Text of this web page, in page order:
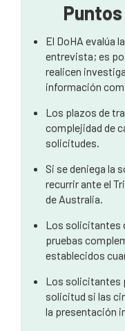
Cómo podemos
El DoHA evalúa
entrevista; es
realicen
información
Los plazos de
complejidad de
solicitudes.
Si se deniega la
recurrir ante el
de Australia.
Los solicitantes
pruebas
establecidos
Los solicitantes
solicitud si las
la presentación